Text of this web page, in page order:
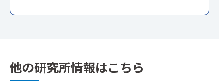
他の研究所情報はこちら